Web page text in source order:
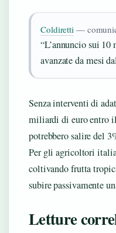
Coldiretti —
“L’annuncio sui
avanzate da mesi
Senza interventi di
miliardi di euro entro
potrebbero salire del
Per gli agricoltori
coltivando frutta
subire passivamente
Letture